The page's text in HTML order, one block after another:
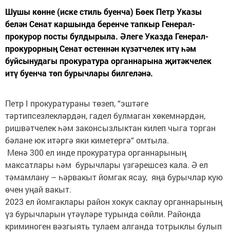
Шушы көнне (иске стиль буенча) Бөек Петр Указы
белән Сенат каршында беренче тапкыр Генерал-
прокурор посты булдырыла. Әлеге Указда Генерал-
прокурорның Сенат өстеннән күзәтчелек итү һәм
буйсынудагы прокуратура органнарына җитәкчелек
итү буенча төп бурычлары билгеләнә.
Петр I прокуратураны төзеп, “эштәге
тәртипсезлекләрдән, гадел булмаган хөкемнәрдән,
ришвәтчелек һәм законсызлыктан килеп чыга торган
бәлане юк итәргә яки киметергә“ омтыла.
Менә 300 ел инде прокуратура органнарының
максатлары һәм бурычлары үзгәрешсез кала. Ә ел
тәмамлану – һәрвакыт йомгак ясау, яңа бурычлар кую
өчен уңай вакыт.
2023 ел йомгаклары район хокук саклау органнарының
үз бурычларын үтәүләре турында сөйли. Районда
криминоген вәзгыять тулаем алганда тотрыклы булып